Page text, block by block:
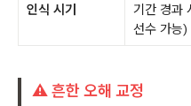
인식 시기
기간 경과
선수 가능)
⚠️ 흔한 오해 교정